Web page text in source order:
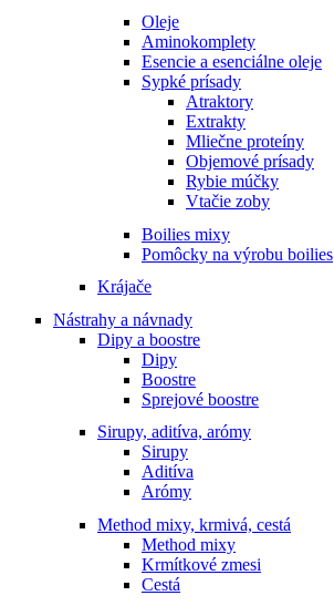
Oleje
Aminokomplety
Esencie a esenciálne oleje
Sypké prísady
Atraktory
Extrakty
Mliečne proteíny
Objemové prísady
Rybie múčky
Vtačie zoby
Boilies mixy
Pomôcky na výrobu boilies
Krájače
Nástrahy a návnady
Dipy a boostre
Dipy
Boostre
Sprejové boostre
Sirupy, aditíva, arómy
Sirupy
Aditíva
Arómy
Method mixy, krmivá, cestá
Method mixy
Krmítkové zmesi
Cestá